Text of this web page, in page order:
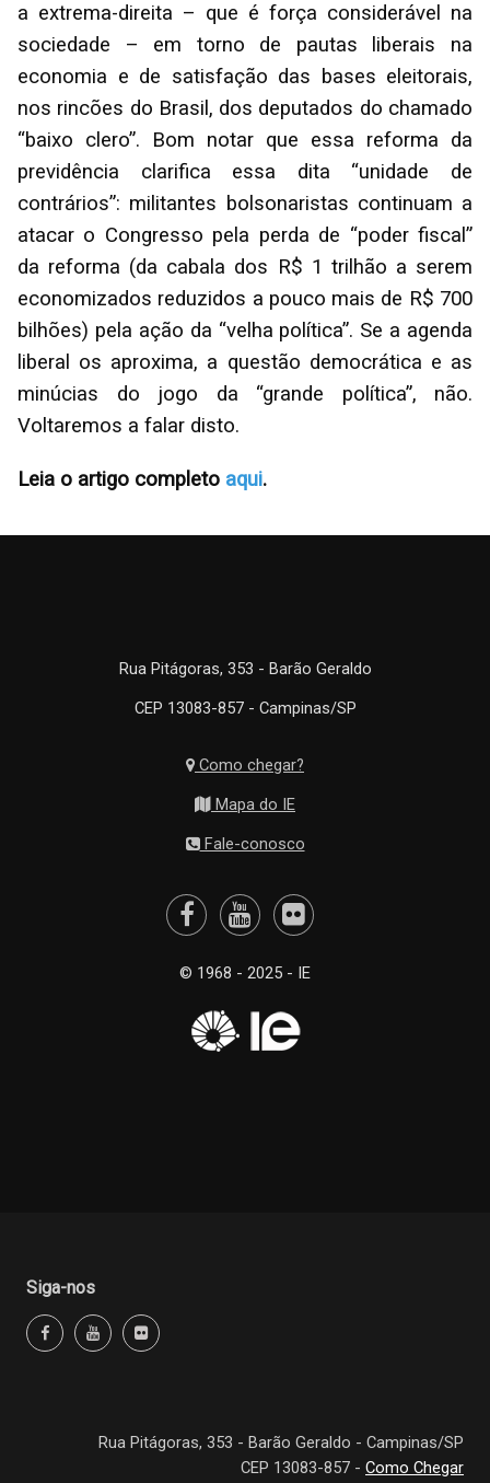
a extrema-direita – que é força considerável na
sociedade – em torno de pautas liberais na
economia e de satisfação das bases eleitorais,
nos rincões do Brasil, dos deputados do chamado
“baixo clero”. Bom notar que essa reforma da
previdência clarifica essa dita “unidade de
contrários”: militantes bolsonaristas continuam a
atacar o Congresso pela perda de “poder fiscal”
da reforma (da cabala dos R$ 1 trilhão a serem
economizados reduzidos a pouco mais de R$ 700
bilhões) pela ação da “velha política”. Se a agenda
liberal os aproxima, a questão democrática e as
minúcias do jogo da “grande política”, não.
Voltaremos a falar disto.
Leia o artigo completo aqui.
Rua Pitágoras, 353 - Barão Geraldo
CEP 13083-857 - Campinas/SP
Como chegar?
Mapa do IE
Fale-conosco
© 1968 - 2025 - IE
Siga-nos
Rua Pitágoras, 353 - Barão Geraldo - Campinas/SP
CEP 13083-857 - Como Chegar